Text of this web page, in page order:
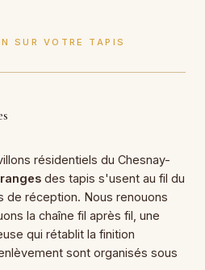
SUR VOTRE TAPIS
résidentiels du Chesnay-
des tapis s'usent au fil du
de réception. Nous renouons
la chaîne fil après fil, une
qui rétablit la finition
sont organisés sous